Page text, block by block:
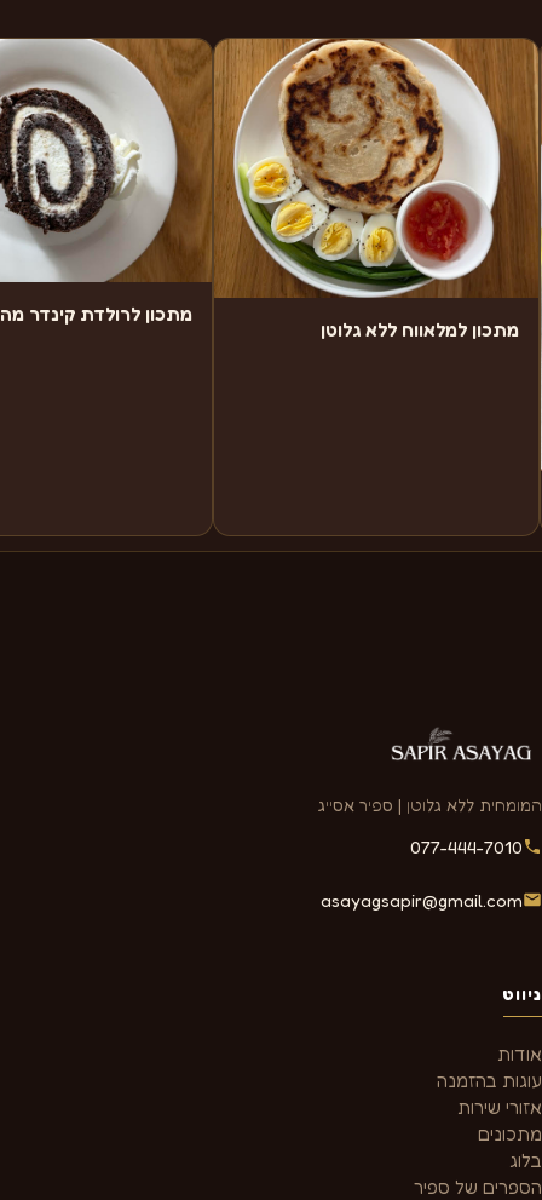
מתכון למלאווח ללא גלוטן
מתכון לרולדת קינדר
המומחית ללא גלוטן | ספיר אסייג
077-444-7010
asayagsapir@gmail.com
ניווט
אודות
עוגות בהזמנה
אזורי שירות
מתכונים
בלוג
הספרים של ספיר